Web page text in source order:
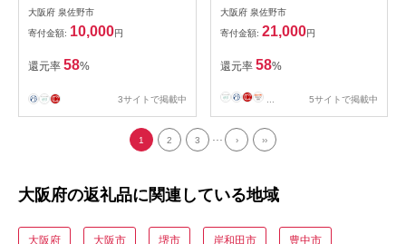
230g【鰻1尾 130g+ハーフカ
ット 100g 訳あり 規格外 ウ
ナギ 無頭 炭火焼き 備長炭 手
焼き レンジ 温めるだけ 簡単
調理】 kgp0040-
大阪府 泉佐野市
寄付金額: 10,000円
還元率 58%
3サイトで掲載中
合計480g【160g×3尾 せいろ
蒸し 備長炭 鰻 ウナギ 手焼き
レンジ 温めるだけ 簡単調
理】 kgp0042-1d
大阪府 泉佐野市
寄付金額: 21,000円
還元率 58%
5サイトで掲載中
1 2 3 › ››
大阪府の返礼品に関連している地域
大阪府 大阪市 堺市 岸和田市 豊中市